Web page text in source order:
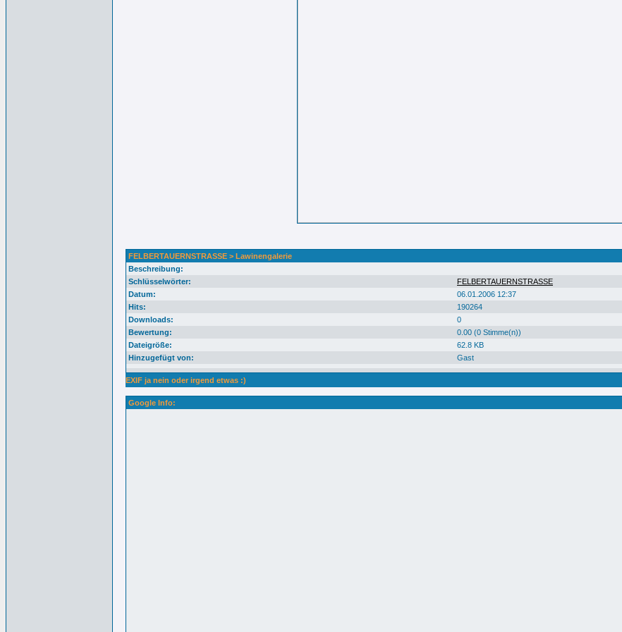
FELBERTAUERNSTRASSE > Lawinengalerie
Beschreibung:
Schlüsselwörter:
FELBERTAUERNSTRASSE
Datum:
06.01.2006 12:37
Hits:
190264
Downloads:
0
Bewertung:
0.00 (0 Stimme(n))
Dateigröße:
62.8 KB
Hinzugefügt von:
Gast
EXIF ja nein oder irgend etwas :)
Google Info: